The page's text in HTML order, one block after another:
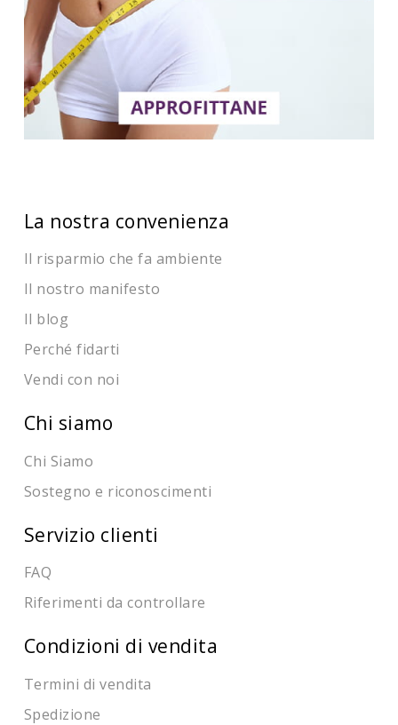
La nostra convenienza
Il risparmio che fa ambiente
Il nostro manifesto
Il blog
Perché fidarti
Vendi con noi
Chi siamo
Chi Siamo
Sostegno e riconoscimenti
Servizio clienti
FAQ
Riferimenti da controllare
Condizioni di vendita
Termini di vendita
Spedizione